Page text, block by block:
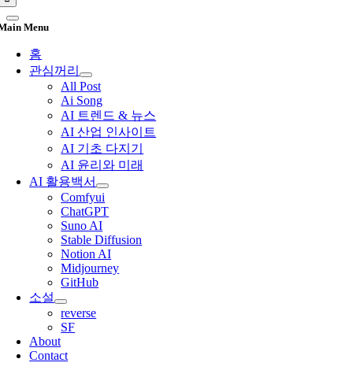
Menu
홈
관심꺼리
All Post
Ai Song
AI 트렌드 & 뉴스
AI 산업 인사이트
AI 기초 다지기
AI 윤리와 미래
AI 활용백서
Comfyui
ChatGPT
Suno AI
Stable Diffusion
Notion AI
Midjourney
GitHub
소설
reverse
SF
About
Contact